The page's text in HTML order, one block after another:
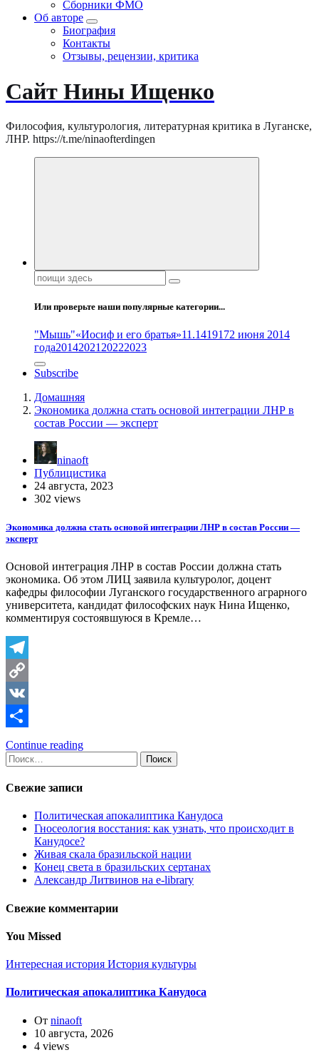
Сборники ФМО
Об авторе
Биография
Контакты
Отзывы, рецензии, критика
Сайт Нины Ищенко
Философия, культурология, литературная критика в Луганске,
ЛНР. https://t.me/ninaofterdingen
Поиск:
Или проверьте наши популярные категории...
"Мышь"«Иосиф и его братья»11.1419172 июня 2014
года2014202120222023
Subscribe
Домашняя
Экономика должна стать основой интеграции ЛНР в
состав России — эксперт
ninaoft
Публицистика
24 августа, 2023
302 views
Экономика должна стать основой интеграции ЛНР в состав России —
эксперт
Основой интеграция ЛНР в состав России должна стать
экономика. Об этом ЛИЦ заявила культуролог, доцент
кафедры философии Луганского государственного аграрного
университета, кандидат философских наук Нина Ищенко,
комментируя состоявшуюся в Кремле…
Telegram
Copy
Link
VK
Отправить
Continue reading
Найти:
Свежие записи
Политическая апокалиптика Канудоса
Гносеология восстания: как узнать, что происходит в
Канудосе?
Живая скала бразильской нации
Конец света в бразильских сертанах
Александр Литвинов на e-library
Свежие комментарии
You Missed
Интересная история История культуры
Политическая апокалиптика Канудоса
От ninaoft
10 августа, 2026
4 views